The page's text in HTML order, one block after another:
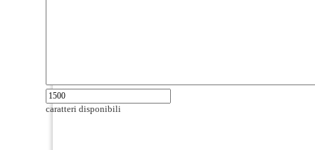
caratteri disponibili